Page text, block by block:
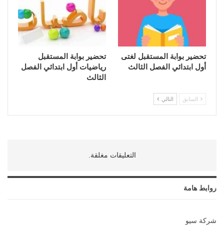
تحضير بوابة المستقبل لغتى
أول ابتدائي الفصل الثالث
تحضير بوابة المستقبل
رياضيات أول ابتدائي الفصل
الثالث
السابق التالي
التعليقات مغلقة.
روابط هامة
شركة سيو